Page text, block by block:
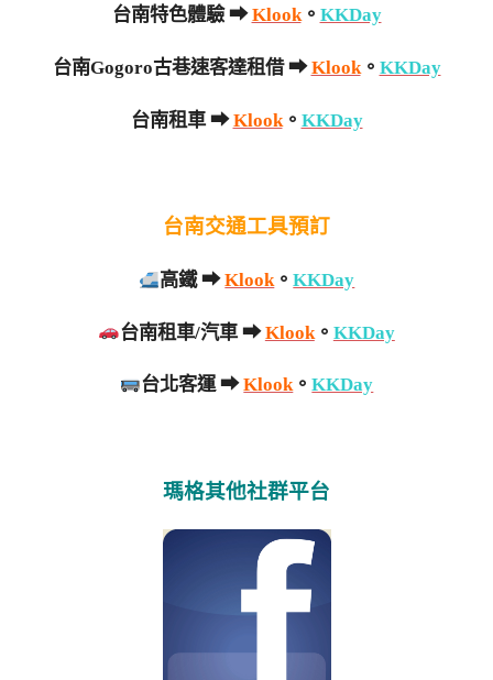
台南特色體驗 ➡Klook。 KKDay
台南Gogoro古巷速客達租借 ➡Klook。 KKDay
台南租車 ➡Klook。 KKDay
台南交通工具預訂
高鐵 ➡Klook。KKDay
台南租車/汽車 ➡Klook。 KKDay
台北客運 ➡Klook。KKDay
瑪格其他社群平台